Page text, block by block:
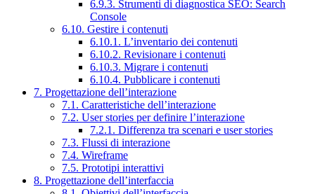
6.9.3. Strumenti di diagnostica SEO: Search
Console
6.10. Gestire i contenuti
6.10.1. L’inventario dei contenuti
6.10.2. Revisionare i contenuti
6.10.3. Migrare i contenuti
6.10.4. Pubblicare i contenuti
7. Progettazione dell’interazione
7.1. Caratteristiche dell’interazione
7.2. User stories per definire l’interazione
7.2.1. Differenza tra scenari e user stories
7.3. Flussi di interazione
7.4. Wireframe
7.5. Prototipi interattivi
8. Progettazione dell’interfaccia